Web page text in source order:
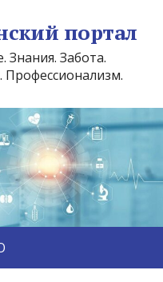
портал
Знания. Забота.
Профессионализм.